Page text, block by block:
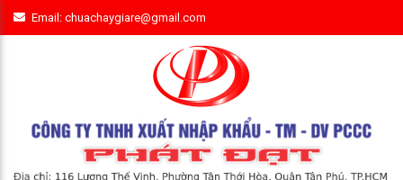
Email: chuachaygiare@gmail.com